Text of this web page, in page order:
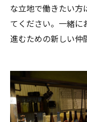
な立地で働きたい方
てください。一緒に
進むための新しい仲